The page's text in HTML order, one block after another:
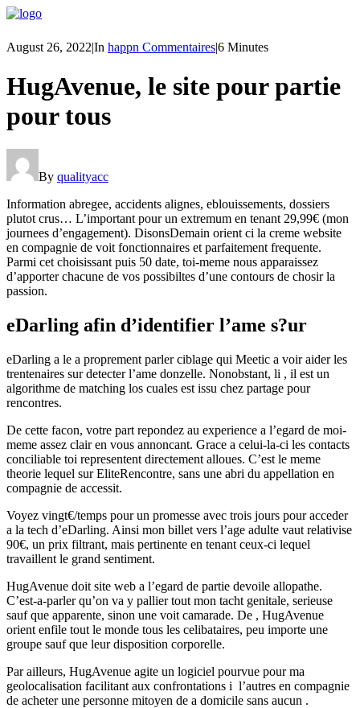
August 26, 2022|In happn Commentaires|6 Minutes
HugAvenue, le site pour partie
pour tous
By qualityacc
Information abregee, accidents alignes, eblouissements, dossiers
plutot crus… L’important pour un extremum en tenant 29,99€ (mon
journees d’engagement). DisonsDemain orient ci la creme website
en compagnie de voit fonctionnaires et parfaitement frequente.
Parmi cet choisissant puis 50 date, toi-meme nous apparaissez
d’apporter chacune de vos possibiltes d’une contours de chosir la
passion.
eDarling afin d’identifier l’ame s?ur
eDarling a le a proprement parler ciblage qui Meetic a voir aider les
trentenaires sur detecter l’ame donzelle. Nonobstant, li , il est un
algorithme de matching los cuales est issu chez partage pour
rencontres.
De cette facon, votre part repondez au experience a l’egard de moi-
meme assez clair en vous annoncant. Grace a celui-la-ci les contacts
conciliable toi representent directement alloues. C’est le meme
theorie lequel sur EliteRencontre, sans une abri du appellation en
compagnie de accessit.
Voyez vingt€/temps pour un promesse avec trois jours pour acceder
a la tech d’eDarling. Ainsi mon billet vers l’age adulte vaut relativise
90€, un prix filtrant, mais pertinente en tenant ceux-ci lequel
travaillent le grand sentiment.
HugAvenue doit site web a l’egard de partie devoile allopathe.
C’est-a-parler qu’on va y pallier tout mon tacht genitale, serieuse
sauf que apparente, sinon une voit camarade. De , HugAvenue
orient enfile tout le monde tous les celibataires, peu importe une
groupe sauf que leur disposition corporelle.
Par ailleurs, HugAvenue agite un logiciel pourvue pour ma
geolocalisation facilitant aux confrontations i l’autres en compagnie
de acheter une personne mitoyen de a domicile sans aucun .